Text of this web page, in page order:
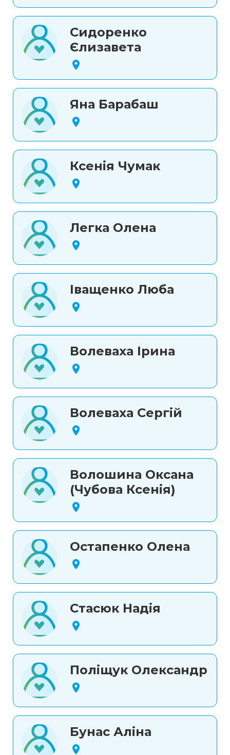
Сидоренко
Єлизавета
Яна Барабаш
Ксенія Чумак
Легка Олена
Іващенко Люба
Волеваха Ірина
Волеваха Сергій
Волошина Оксана
(Чубова Ксенія)
Остапенко Олена
Стасюк Надія
Поліщук Олександр
Бунас Аліна